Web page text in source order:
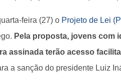
feira (27) o Projeto de Lei
Pela proposta, jovens com
assinada terão acesso
a sanção do presidente Luiz